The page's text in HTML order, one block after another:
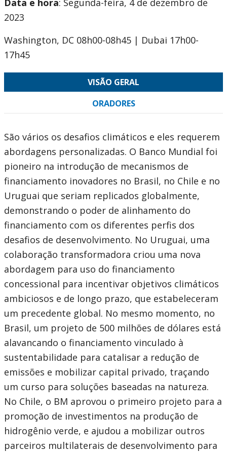
Data e hora: Segunda-feira, 4 de dezembro de
2023
Washington, DC 08h00-08h45 | Dubai 17h00-
17h45
VISÃO GERAL
ORADORES
São vários os desafios climáticos e eles requerem
abordagens personalizadas. O Banco Mundial foi
pioneiro na introdução de mecanismos de
financiamento inovadores no Brasil, no Chile e no
Uruguai que seriam replicados globalmente,
demonstrando o poder de alinhamento do
financiamento com os diferentes perfis dos
desafios de desenvolvimento. No Uruguai, uma
colaboração transformadora criou uma nova
abordagem para uso do financiamento
concessional para incentivar objetivos climáticos
ambiciosos e de longo prazo, que estabeleceram
um precedente global. No mesmo momento, no
Brasil, um projeto de 500 milhões de dólares está
alavancando o financiamento vinculado à
sustentabilidade para catalisar a redução de
emissões e mobilizar capital privado, traçando
um curso para soluções baseadas na natureza.
No Chile, o BM aprovou o primeiro projeto para a
promoção de investimentos na produção de
hidrogênio verde, e ajudou a mobilizar outros
parceiros multilaterais de desenvolvimento para